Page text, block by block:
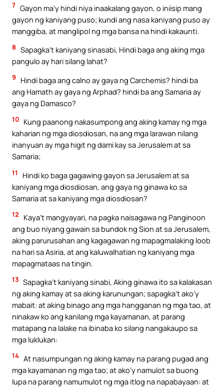
7 Gayon ma’y hindi niya inaakalang gayon, o iniisip mang
gayon ng kaniyang puso; kundi ang nasa kaniyang puso ay
manggiba, at manglipol ng mga bansa na hindi kakaunti.
8 Sapagka’t kaniyang sinasabi, Hindi baga ang aking mga
pangulo ay hari silang lahat?
9
Hindi baga ang calno ay gaya ng Carchemis? hindi ba
ang Hamath ay gaya ng Arphad? hindi ba ang Samaria ay
gaya ng Damasco?
10 Kung paanong nakasumpong ang aking kamay ng mga
kaharian ng mga diosdiosan, na ang mga larawan nilang
inanyuan ay mga higit ng dami kay sa Jerusalem at sa
Samaria;
11
Hindi ko baga gagawing gayon sa Jerusalem at sa
kaniyang mga diosdiosan, ang gaya ng ginawa ko sa
Samaria at sa kaniyang mga diosdiosan?
12
Kaya’t mangyayari, na pagka naisagawa ng Panginoon
ang buo niyang gawain sa bundok ng Sion at sa Jerusalem,
aking parurusahan ang kagagawan ng mapagmalaking loob
na hari sa Asiria, at ang kaluwalhatian ng kaniyang mga
mapagmataas na tingin.
13 Sapagka’t kaniyang sinabi, Aking ginawa ito sa kalakasan
ng aking kamay at sa aking karunungan; sapagka’t ako’y
mabait: at aking binago ang mga hangganan ng mga tao, at
ninakaw ko ang kanilang mga kayamanan, at parang
matapang na lalake na ibinaba ko silang nangakaupo sa
mga luklukan:
14 At nasumpungan ng aking kamay na parang pugad ang
mga kayamanan ng mga tao; at ako’y namulot sa buong
lupa na parang namumulot ng mga itlog na napabayaan: at